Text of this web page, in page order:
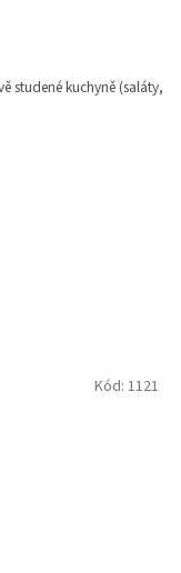
studené kuchyně (saláty,
Kód: 1121